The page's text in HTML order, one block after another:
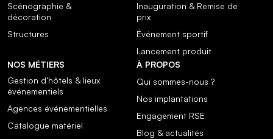
Scénographie &
décoration
Structures
Inauguration & Remise de
prix
Événement sportif
Lancement produit
NOS MÉTIERS
Gestion d’hôtels & lieux
événementiels
Agences événementielles
Catalogue matériel
À PROPOS
Qui sommes-nous ?
Nos implantations
Engagement RSE
Blog & actualités